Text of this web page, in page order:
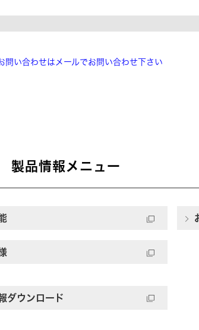
問い合わせはメールでお問い合わせ下さい
製品情報メニュー
ダウンロード